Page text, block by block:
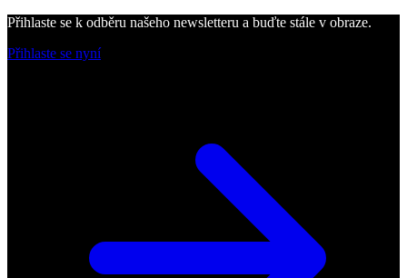
Přihlaste se k odběru našeho newsletteru a buďte stále v obraze.
Přihlaste se nyní